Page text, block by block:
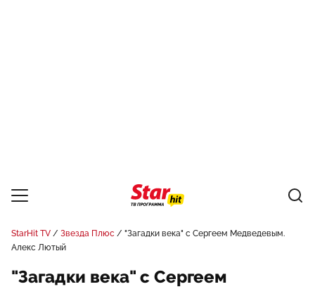
StarHit TV Звезда Плюс
"Загадки века" с Сергеем Медведевым.
Алекс Лютый
"Загадки века" с Сергеем